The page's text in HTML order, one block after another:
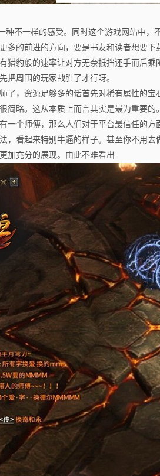
种不一样的感受。同时这个游戏网站中，
多的前进的方向，要是书友和读者想要
猎豹般的速率让对方无奈抵挡还手而后
把周围的玩家战胜了才行呀。
了，资源足够多的话首先对稀有属性的
简略。这从本质上而言其实是最为重要
一个师傅，那么人们对于平台最信任的
，看起来特别牛逼的样子。甚至你不用
加充分的展现。由此不难看出